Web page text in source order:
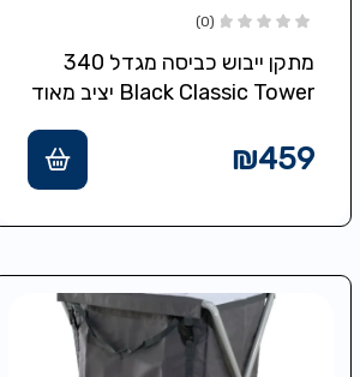
(0)
מתקן ייבוש כביסה מגדל 340
Black Classic Tower יציב מאוד
₪459